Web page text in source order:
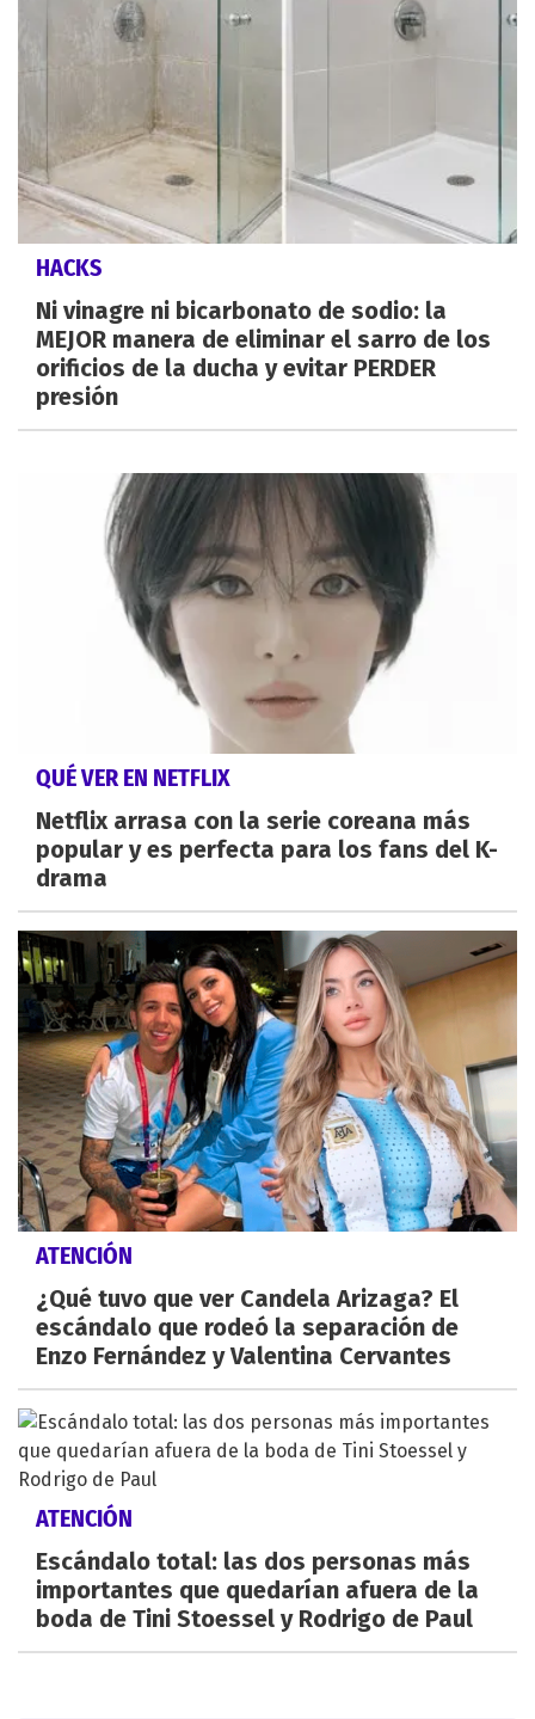
HACKS
Ni vinagre ni bicarbonato de sodio: la
MEJOR manera de eliminar el sarro de los
orificios de la ducha y evitar PERDER
presión
QUÉ VER EN NETFLIX
Netflix arrasa con la serie coreana más
popular y es perfecta para los fans del K-
drama
ATENCIÓN
¿Qué tuvo que ver Candela Arizaga? El
escándalo que rodeó la separación de
Enzo Fernández y Valentina Cervantes
ATENCIÓN
Escándalo total: las dos personas más
importantes que quedarían afuera de la
boda de Tini Stoessel y Rodrigo de Paul